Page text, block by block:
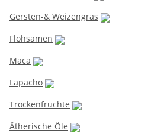
Gersten-& Weizengras
Flohsamen
Maca
Lapacho
Trockenfrüchte
Ätherische Öle